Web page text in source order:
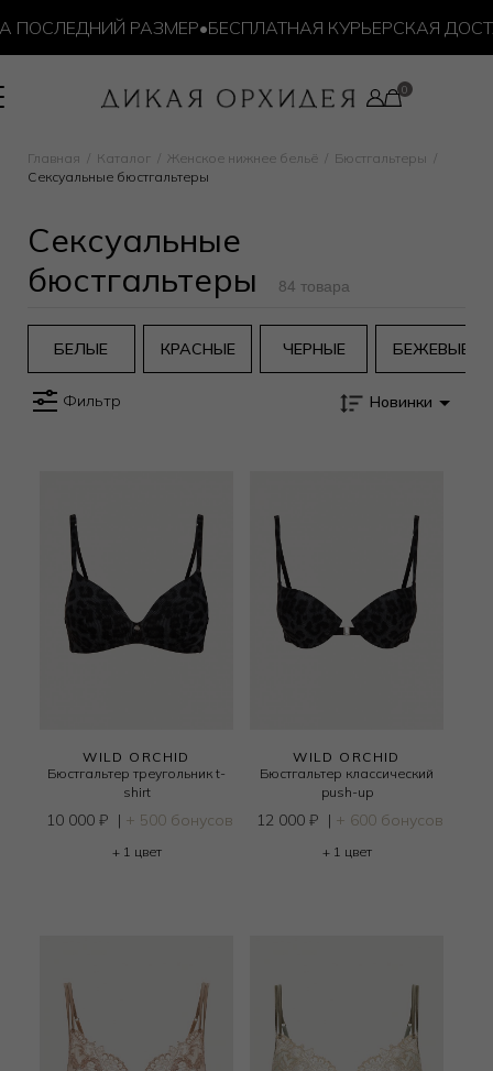
РАЗМЕР•БЕСПЛАТНАЯ КУРЬЕРСКАЯ
Главная Каталог Женское нижнее бельё
Бюстгальтеры
Сексуальные бюстгальтеры
Сексуальные
бюстгальтеры
84 товара
БЕЛЫЕ КРАСНЫЕ ЧЕРНЫЕ БЕЖЕВЫЕ
Фильтр Новинки
WILD ORCHID
Бюстгальтер треугольник t-
shirt
10 000 ₽ | + 500 бонусов
+ 1 цвет
WILD ORCHID
Бюстгальтер классический
push-up
12 000 ₽ | + 600 бонусов
+ 1 цвет